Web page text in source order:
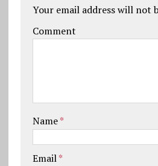
Your email address will not
Comment
Name*
Email*